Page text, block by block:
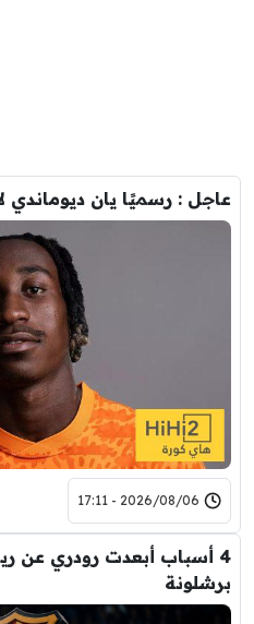
عاجل : رسميًا يان ديوماندي
2026/08/06 - 17:11
4 أسباب أبعدت رودري عن
برشلونة